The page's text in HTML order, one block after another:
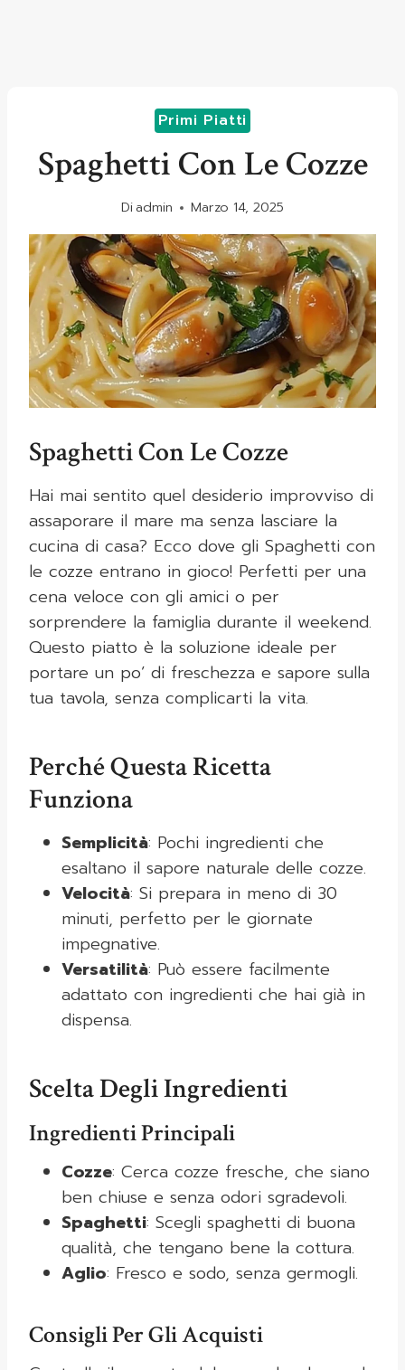
Primi Piatti
Spaghetti Con Le Cozze
Diadmin Marzo 14, 2025
Spaghetti Con Le Cozze
Hai mai sentito quel desiderio improvviso di
assaporare il mare ma senza lasciare la
cucina di casa? Ecco dove gli Spaghetti con
le cozze entrano in gioco! Perfetti per una
cena veloce con gli amici o per
sorprendere la famiglia durante il weekend.
Questo piatto è la soluzione ideale per
portare un po’ di freschezza e sapore sulla
tua tavola, senza complicarti la vita.
Perché Questa Ricetta
Funziona
Semplicità: Pochi ingredienti che
esaltano il sapore naturale delle cozze.
Velocità: Si prepara in meno di 30
minuti, perfetto per le giornate
impegnative.
Versatilità: Può essere facilmente
adattato con ingredienti che hai già in
dispensa.
Scelta Degli Ingredienti
Ingredienti Principali
Cozze: Cerca cozze fresche, che siano
ben chiuse e senza odori sgradevoli.
Spaghetti: Scegli spaghetti di buona
qualità, che tengano bene la cottura.
Aglio: Fresco e sodo, senza germogli.
Consigli Per Gli Acquisti